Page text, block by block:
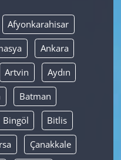
Afyonkarahisar
Ankara
Artvin Aydın
Batman
Bingöl Bitlis
Çanakkale